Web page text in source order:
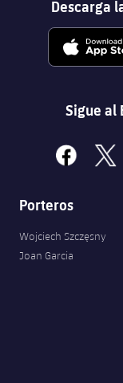
Descarga
Sigue al
facebook
x
Porteros
Wojciech Szczęsny
Joan Garcia